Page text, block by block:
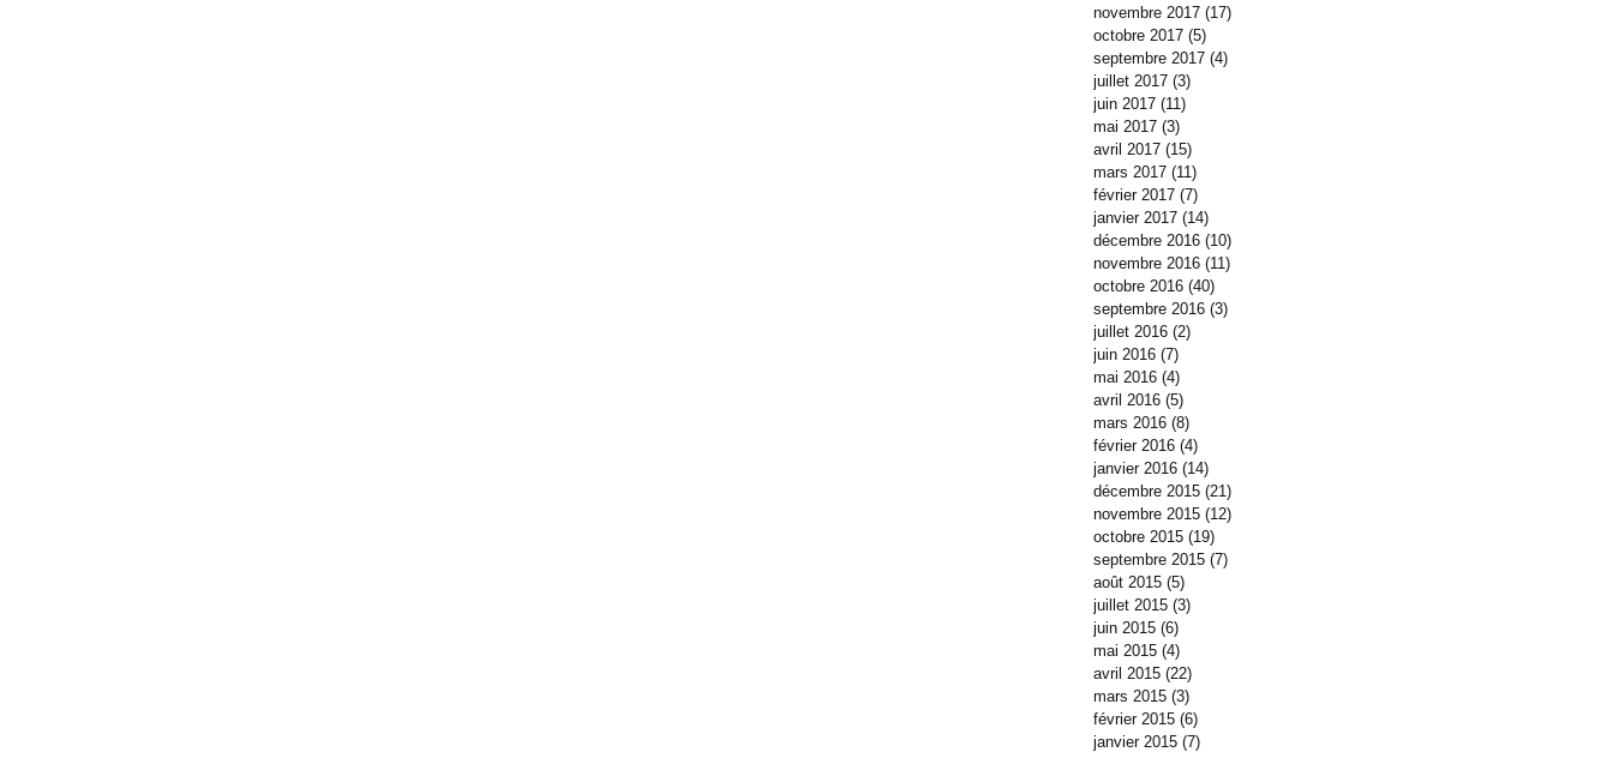
novembre 2017 (17)
octobre 2017 (5)
septembre 2017 (4)
juillet 2017 (3)
juin 2017 (11)
mai 2017 (3)
avril 2017 (15)
mars 2017 (11)
février 2017 (7)
janvier 2017 (14)
décembre 2016 (10)
novembre 2016 (11)
octobre 2016 (40)
septembre 2016 (3)
juillet 2016 (2)
juin 2016 (7)
mai 2016 (4)
avril 2016 (5)
mars 2016 (8)
février 2016 (4)
janvier 2016 (14)
décembre 2015 (21)
novembre 2015 (12)
octobre 2015 (19)
septembre 2015 (7)
août 2015 (5)
juillet 2015 (3)
juin 2015 (6)
mai 2015 (4)
avril 2015 (22)
mars 2015 (3)
février 2015 (6)
janvier 2015 (7)